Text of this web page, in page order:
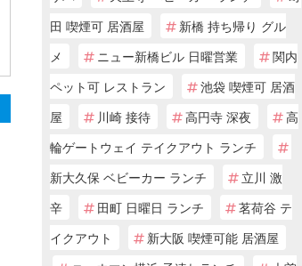
田 喫煙可 居酒屋
新橋 持ち帰り グル
メ
ニュー新橋ビル 日曜営業
関内
ペット可 レストラン
池袋 喫煙可 居酒
屋
川崎 接待 高円寺 深夜
高
輪ゲートウェイ テイクアウト ランチ
新大久保 ベビーカー ランチ
立川 激
辛
田町 日曜日 ランチ
茗荷谷 テ
イクアウト
新大阪 喫煙可能 居酒屋